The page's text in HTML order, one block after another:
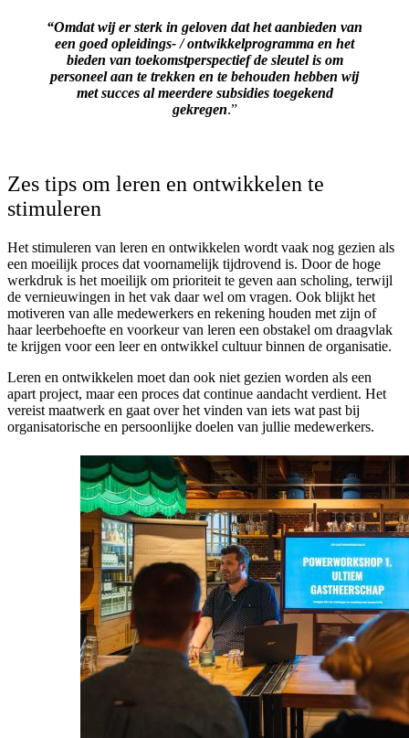
“Omdat wij er sterk in geloven dat het aanbieden van
een goed opleidings- / ontwikkelprogramma en het
bieden van toekomstperspectief de sleutel is om
personeel aan te trekken en te behouden hebben wij
met succes al meerdere subsidies toegekend
gekregen.”
Zes tips om leren en ontwikkelen te
stimuleren
Het stimuleren van leren en ontwikkelen wordt vaak nog gezien als
een moeilijk proces dat voornamelijk tijdrovend is. Door de hoge
werkdruk is het moeilijk om prioriteit te geven aan scholing, terwijl
de vernieuwingen in het vak daar wel om vragen. Ook blijkt het
motiveren van alle medewerkers en rekening houden met zijn of
haar leerbehoefte en voorkeur van leren een obstakel om draagvlak
te krijgen voor een leer en ontwikkel cultuur binnen de organisatie.
Leren en ontwikkelen moet dan ook niet gezien worden als een
apart project, maar een proces dat continue aandacht verdient. Het
vereist maatwerk en gaat over het vinden van iets wat past bij
organisatorische en persoonlijke doelen van jullie medewerkers.